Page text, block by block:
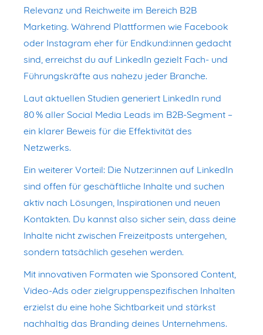
Relevanz und Reichweite im Bereich B2B
Marketing. Während Plattformen wie Facebook
oder Instagram eher für Endkund:innen gedacht
sind, erreichst du auf LinkedIn gezielt Fach- und
Führungskräfte aus nahezu jeder Branche.
Laut aktuellen Studien generiert LinkedIn rund
80 % aller Social Media Leads im B2B-Segment –
ein klarer Beweis für die Effektivität des
Netzwerks.
Ein weiterer Vorteil: Die Nutzer:innen auf LinkedIn
sind offen für geschäftliche Inhalte und suchen
aktiv nach Lösungen, Inspirationen und neuen
Kontakten. Du kannst also sicher sein, dass deine
Inhalte nicht zwischen Freizeitposts untergehen,
sondern tatsächlich gesehen werden.
Mit innovativen Formaten wie Sponsored Content,
Video-Ads oder zielgruppenspezifischen Inhalten
erzielst du eine hohe Sichtbarkeit und stärkst
nachhaltig das Branding deines Unternehmens.